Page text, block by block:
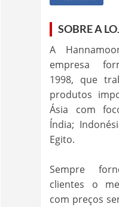
SOBRE A
A
empresa
1998, que
produtos
Ásia com
Índia;
Egito.
Sempre
clientes o
com preços